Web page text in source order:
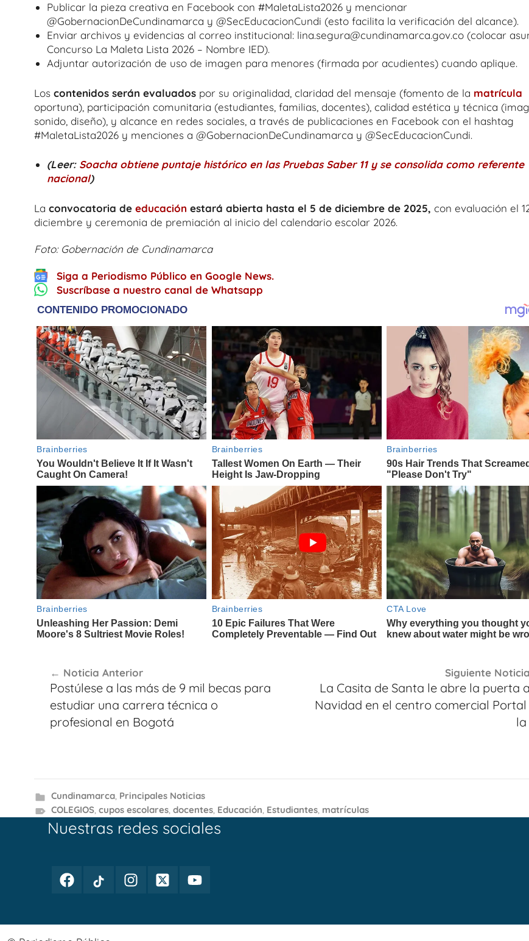
Publicar la pieza creativa en Facebook con #MaletaLista2026 y mencionar
@GobernacionDeCundinamarca y @SecEducacionCundi (esto facilita la verificación del alcance).
Enviar archivos y evidencias al correo institucional: lina.segura@cundinamarca.gov.co (colocar
Concurso La Maleta Lista 2026 – Nombre IED).
Adjuntar autorización de uso de imagen para menores (firmada por acudientes) cuando aplique.
Los contenidos serán evaluados por su originalidad, claridad del mensaje (fomento de la matrícula
oportuna), participación comunitaria (estudiantes, familias, docentes), calidad estética y técnica
sonido, diseño), y alcance en redes sociales, a través de publicaciones en Facebook con el hashtag
#MaletaLista2026 y menciones a @GobernacionDeCundinamarca y @SecEducacionCundi.
(Leer: Soacha obtiene puntaje histórico en las Pruebas Saber 11 y se consolida como referente
nacional)
La convocatoria de educación estará abierta hasta el 5 de diciembre de 2025, con evaluación el
diciembre y ceremonia de premiación al inicio del calendario escolar 2026.
Foto: Gobernación de Cundinamarca
Siga a Periodismo Público en Google News.
Suscríbase a nuestro canal de Whatsapp
de
entradas
Noticia Anterior
Postúlese a las más de 9 mil becas para
estudiar una carrera técnica o
profesional en Bogotá
Siguiente Noticia
La Casita de Santa le abre la puerta
Navidad en el centro comercial Portal
la
Cundinamarca, Principales Noticias
COLEGIOS, cupos escolares, docentes, Educación Estudiantes, matrículas
Nuestras redes sociales
Facebook
Periodismo
TikTok
Periodismo
InstagramTwitterYoutube